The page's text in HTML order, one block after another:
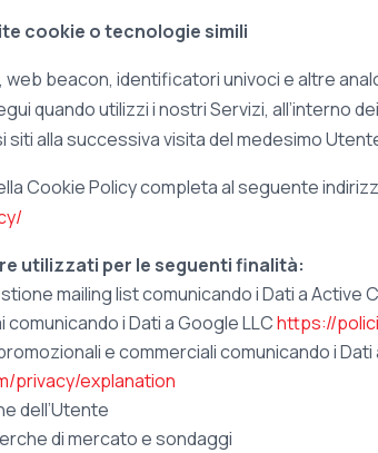
cookie o tecnologie simili
beacon, identificatori univoci e altre
quando utilizzi i nostri Servizi, all’interno
alla successiva visita del medesimo
Cookie Policy completa al seguente
utilizzati per le seguenti finalità:
mailing list comunicando i Dati a Active
i Dati a Google LLChttps://
e commerciali comunicando i
privacy/explanation
dell’Utente
di mercato e sondaggi